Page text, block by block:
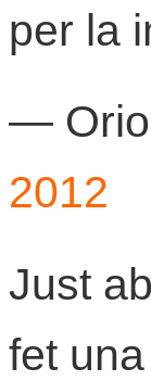
per la
—
2012
Just
fet